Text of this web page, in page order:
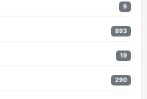
9
893
19
290